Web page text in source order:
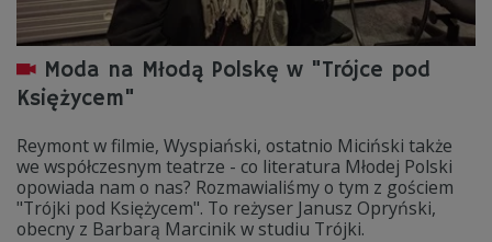
Moda na Młodą Polskę w "Trójce pod
Księżycem"
Reymont w filmie, Wyspiański, ostatnio Miciński także
we współczesnym teatrze - co literatura Młodej Polski
opowiada nam o nas? Rozmawialiśmy o tym z gościem
"Trójki pod Księżycem". To reżyser Janusz Opryński,
obecny z Barbarą Marcinik w studiu Trójki.